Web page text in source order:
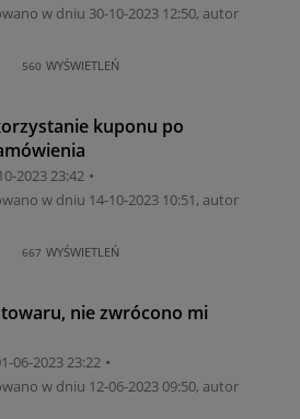
w dniu ‎30-10-2023 12:50, autor
560 WYŚWIETLEŃ
kuponu po
202323:42
w dniu ‎14-10-2023 10:51, autor
667 WYŚWIETLEŃ
nie zwrócono mi
06-202323:22
w dniu ‎12-06-202309:50, autor